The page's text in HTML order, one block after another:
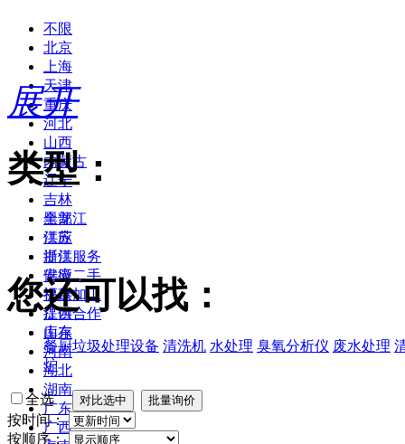
不限
北京
上海
天津
重庆
河北
山西
内蒙古
辽宁
吉林
黑龙江
江苏
浙江
安徽
福建
江西
山东
河南
湖北
湖南
广东
广西
展开
类型：
全部
供应
提供服务
供应二手
提供加工
提供合作
库存
您还可以找：
餐厨垃圾处理设备 清洗机 水处理 臭氧分析仪 废水处理
炉
全选
按时间：
按顺序：